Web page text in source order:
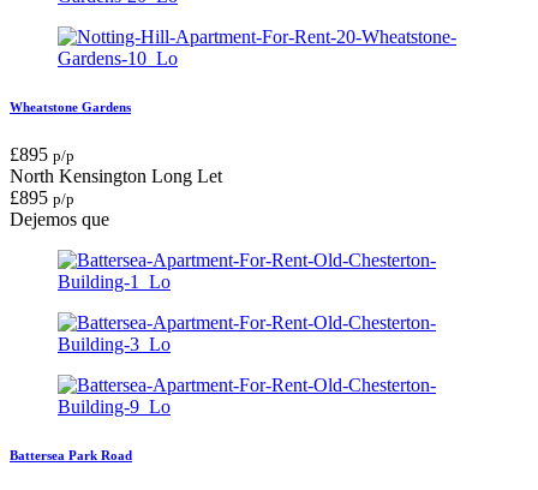
Wheatstone Gardens
£895 p/p
North Kensington Long Let
£895 p/p
Dejemos que
Battersea Park Road